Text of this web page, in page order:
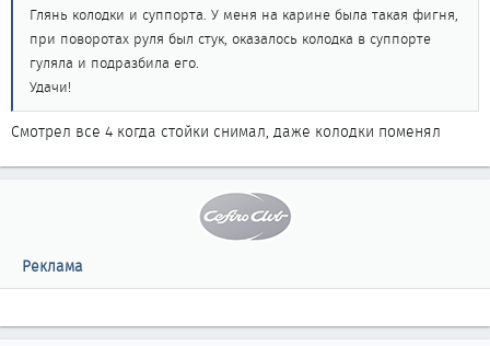
Глянь колодки и суппорта. У меня на карине была такая фигня,
при поворотах руля был стук, оказалось колодка в суппорте
гуляла и подразбила его.
Удачи!
Смотрел все 4 когда стойки снимал, даже колодки поменял
Реклама